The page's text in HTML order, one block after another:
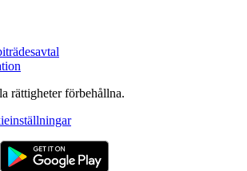
rättigheter förbehållna.